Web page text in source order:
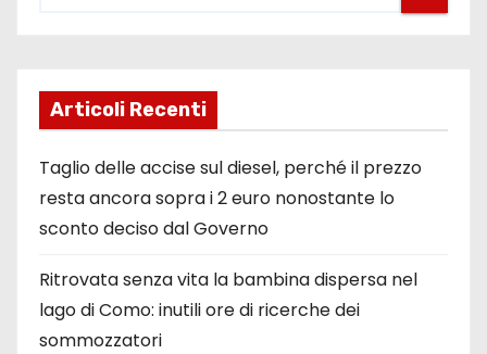
Articoli Recenti
Taglio delle accise sul diesel, perché il prezzo
resta ancora sopra i 2 euro nonostante lo
sconto deciso dal Governo
Ritrovata senza vita la bambina dispersa nel
lago di Como: inutili ore di ricerche dei
sommozzatori